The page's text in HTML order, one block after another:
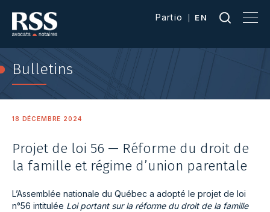
Partio EN
Bulletins
18 DÉCEMBRE 2024
Projet de loi 56 — Réforme du droit de
la famille et régime d’union parentale
L’Assemblée nationale du Québec a adopté le projet de loi
n°56 intitulée Loi portant sur la réforme du droit de la famille